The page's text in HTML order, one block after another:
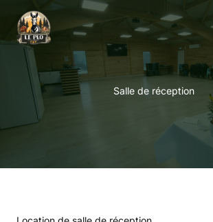
contenu
Salle de réception